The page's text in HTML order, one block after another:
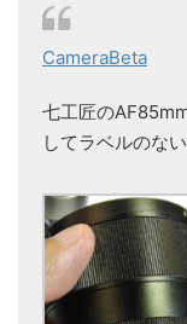
CameraBeta
七工匠の
してラベルのな